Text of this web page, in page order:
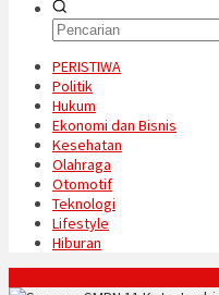
PERISTIWA
Politik
Hukum
Ekonomi dan Bisnis
Kesehatan
Olahraga
Otomotif
Teknologi
Lifestyle
Hiburan